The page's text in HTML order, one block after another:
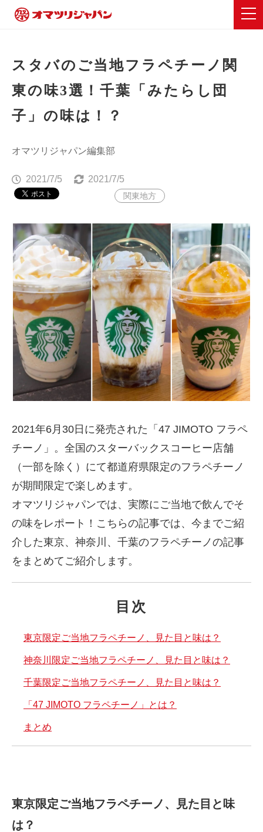
スタバのご当地フラペチーノ関
東の味3選！千葉「みたらし団
子」の味は！？
オマツリジャパン編集部
2021/7/5 2021/7/5
関東地方
2021年6月30日に発売された「47 JIMOTO フラペ
チーノ」。全国のスターバックスコーヒー店舗
（一部を除く）にて都道府県限定のフラペチーノ
が期間限定で楽しめます。
オマツリジャパンでは、実際にご当地で飲んでそ
の味をレポート！こちらの記事では、今までご紹
介した東京、神奈川、千葉のフラペチーノの記事
をまとめてご紹介します。
目次
東京限定ご当地フラペチーノ、見た目と味は？
神奈川限定ご当地フラペチーノ、見た目と味は？
千葉限定ご当地フラペチーノ、見た目と味は？
「47 JIMOTO フラペチーノ」とは？
まとめ
東京限定ご当地フラペチーノ、見た目と味
は？